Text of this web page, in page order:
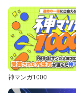
神マンガ1000